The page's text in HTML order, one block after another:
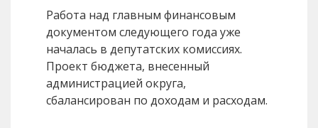
Работа над главным финансовым
документом следующего года уже
началась в депутатских комиссиях.
Проект бюджета, внесенный
администрацией округа,
сбалансирован по доходам и расходам.